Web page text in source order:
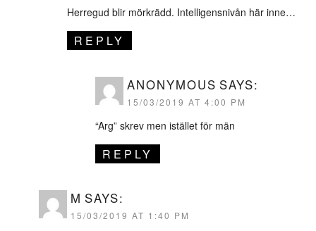
Herregud blir mörkrädd. Intelligensnivån här inne…
REPLY
ANONYMOUS SAYS:
15/03/2019 AT 4:00 PM
“Arg” skrev men istället för män
REPLY
M SAYS:
15/03/2019 AT 1:40 PM